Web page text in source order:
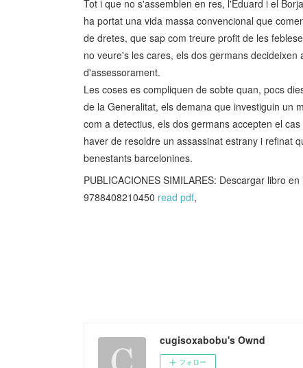
Tot i que no s'assemblen en res, l'Eduard i el
ha portat una vida massa convencional que
de dretes, que sap com treure profit de les
no veure's les cares, els dos germans
d'assessorament.
Les coses es compliquen de sobte quan, pocs
de la Generalitat, els demana que investiguin un
com a detectius, els dos germans accepten el
haver de resoldre un assassinat estrany i refinat
benestants barcelonines.
PUBLICACIONES SIMILARES: Descargar libro
9788408210450 read pdf,
cugisoxabobu's Ownd
フォロー